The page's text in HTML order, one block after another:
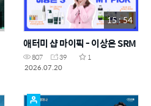
15 : 54
애터미 샵 마이픽 - 이상은 SRM
807 39
1
2026.07.20